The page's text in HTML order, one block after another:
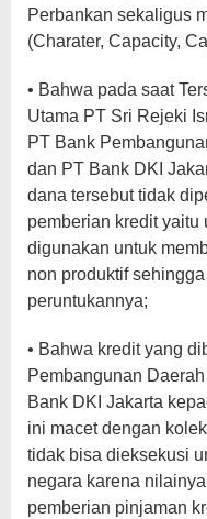
Perbankan sekaligus
(Charater, Capacity,
• Bahwa pada saat
Utama PT Sri Rejeki
PT Bank
dan PT Bank DKI
dana tersebut tidak
pemberian kredit yaitu
digunakan untuk
non produktif
peruntukannya;
• Bahwa kredit yang
Pembangunan
Bank DKI Jakarta
ini macet dengan
tidak bisa dieksekusi
negara karena
pemberian pinjaman